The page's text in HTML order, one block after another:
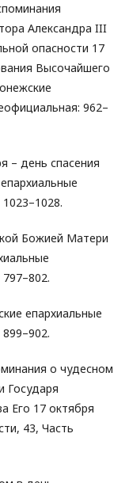
Александра III
опасности 17
Высочайшего
962–
– день спасения
Божией Матери
епархиальные
о чудесном
Государя
Его 17 октября
43, Часть